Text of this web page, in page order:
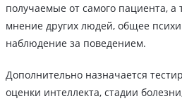
получаемые от самого пациента,
мнение других людей, общее
наблюдение за поведением.
Дополнительно назначается
оценки интеллекта, стадии